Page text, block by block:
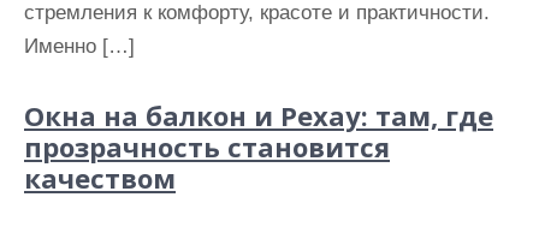
стремления к комфорту, красоте и практичности.
Именно […]
Окна на балкон и Рехау: там, где
прозрачность становится
качеством